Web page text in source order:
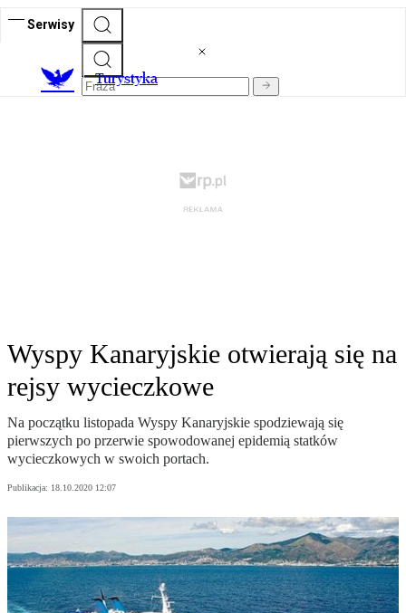
Serwisy
Turystyka
Wyspy Kanaryjskie otwierają się na
rejsy wycieczkowe
Na początku listopada Wyspy Kanaryjskie spodziewają się
pierwszych po przerwie spowodowanej epidemią statków
wycieczkowych w swoich portach.
Publikacja: 18.10.2020 12:07